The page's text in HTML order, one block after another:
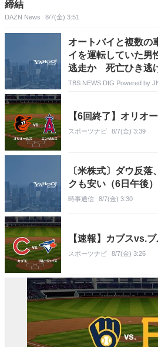
締結
DAZN News 8/7(金) 3:51
オートバイと複数
イを運転していた
逃走か 死亡ひき逃
城・常総市
TBS NEWS DIG Powered by
【6回終了】オリオ
スポーツナビ 8/7(金) 3:39
〔米株式〕ダウ反
クも安い（6日午後）
時事通信 8/7(金) 3:30
【速報】カブスvs.
スポーツナビ 8/7(金) 3:26